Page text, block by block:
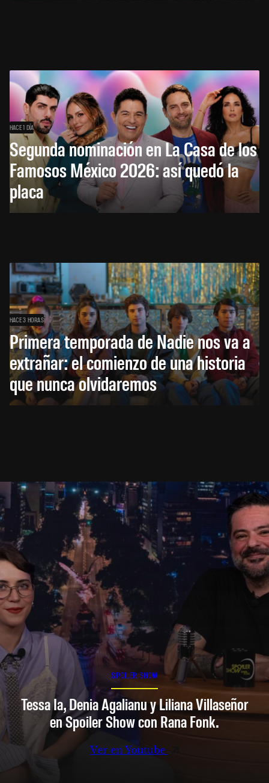
HACE 1 DÍA
Segunda nominación en La Casa de los
Famosos México 2026: así quedó la
placa
HACE 3 HORAS
Primera temporada de Nadie nos va a
extrañar: el comienzo de una historia
que nunca olvidaremos
SPOILER SHOW
Tessa Ia, Denia Agalianu y Liliana Villaseñor
en Spoiler Show con Rana Fonk.
Ver en Youtube